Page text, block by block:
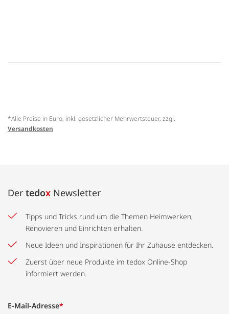
*Alle Preise in Euro, inkl. gesetzlicher Mehrwertsteuer, zzgl.
Versandkosten
Der tedox Newsletter
Tipps und Tricks rund um die Themen Heimwerken,
Renovieren und Einrichten erhalten.
Neue Ideen und Inspirationen für Ihr Zuhause entdecken.
Zuerst über neue Produkte im tedox Online-Shop
informiert werden.
E-Mail-Adresse*